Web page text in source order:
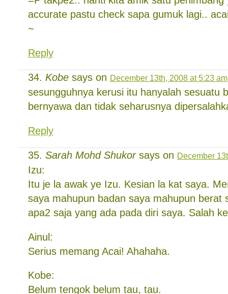
accurate pastu check sapa gumuk lagi..
~
Reply
Kobe says on December 13th, 2008 at 5:23 am
sesungguhnya kerusi itu hanyalah sesuatu
bernyawa dan tidak seharusnya
Reply
Sarah Mohd Shukorsays on December
Izu:
Itu je la awak ye Izu. Kesian la kat saya.
saya mahupun badan saya mahupun berat
apa2 saja yang ada pada diri saya. Salah
Ainul:
Serius memang Acai! Ahahaha.
Kobe:
Belum tengok belum tau, tau.